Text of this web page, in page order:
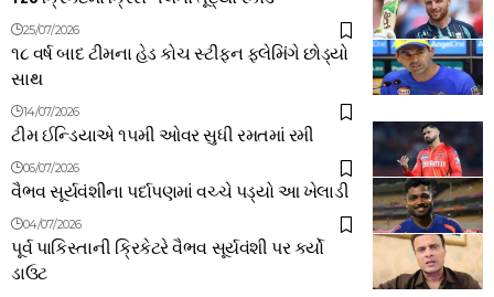
25/07/2026
૧૮ વર્ષ બાદ ટીમના હેડ કોચ સ્ટીફન ફ્લેમિંગે છોડ્યો
સાથ
14/07/2026
ટીમ ઈન્ડિયાએ ૧૫મી ઓવર સુધી રમતમાં રમી
06/07/2026
વૈભવ સૂર્યવંશીના પર્દાપણમાં વચ્ચે પડ્યો આ ખેલાડી
04/07/2026
પૂર્વ પાકિસ્તાની ક્રિકેટરે વૈભવ સૂર્યવંશી પર કર્યો
ડાઉટ